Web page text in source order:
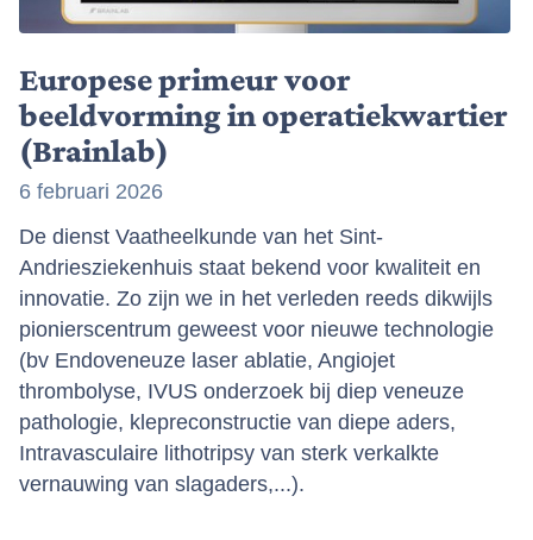
Europese primeur voor
beeldvorming in operatiekwartier
(Brainlab)
6 februari 2026
De dienst Vaatheelkunde van het Sint-
Andriesziekenhuis staat bekend voor kwaliteit en
innovatie. Zo zijn we in het verleden reeds dikwijls
pionierscentrum geweest voor nieuwe technologie
(bv Endoveneuze laser ablatie, Angiojet
thrombolyse, IVUS onderzoek bij diep veneuze
pathologie, klepreconstructie van diepe aders,
Intravasculaire lithotripsy van sterk verkalkte
vernauwing van slagaders,...).